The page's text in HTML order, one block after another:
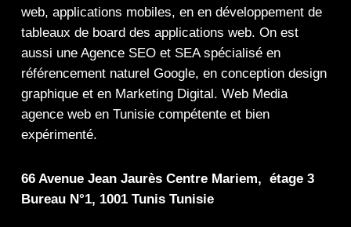
web, applications mobiles, en en développement de
tableaux de board des applications web. On est
aussi une Agence SEOet SEAspécialisé en
référencement naturel Google, en conception design
graphiqueet en Marketing Digital . Web Media
agence web en Tunisie compétente et bien
expérimenté.
66 Avenue Jean Jaurès Centre Mariem, étage 3
Bureau N°1, 1001 Tunis Tunisie